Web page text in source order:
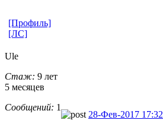
[Профиль]
[ЛС]
Ule
Стаж: 9 лет
5 месяцев
Сообщений: 1
28-Фев-2017 17:32